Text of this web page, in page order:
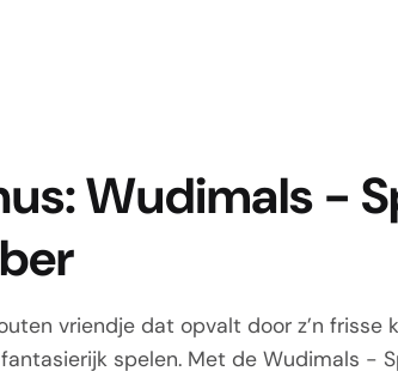
Wudimals -
vriendje dat opvalt door z’n
spelen. Met de Wudimals -